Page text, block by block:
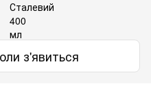
з'явиться